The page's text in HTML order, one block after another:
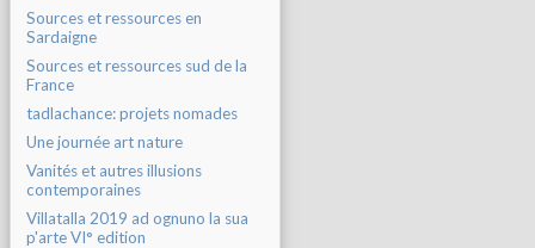
Sources et ressources en
Sardaigne
Sources et ressources sud de la
France
tadlachance: projets nomades
Une journée art nature
Vanités et autres illusions
contemporaines
Villatalla 2019 ad ognuno la sua
p'arte VI° edition